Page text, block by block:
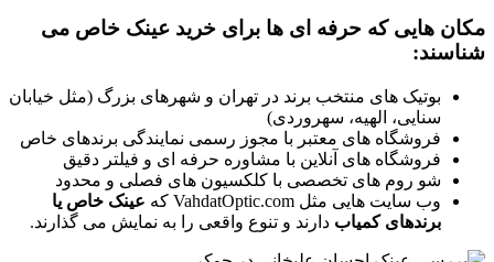
مکان هایی که حرفه ای ها برای خرید عینک خاص می
شناسند:
بوتیک های منتخب برند در تهران و شهرهای بزرگ (مثل خیابان
سنایی، الهیه، سهروردی)
فروشگاه های معتبر با مجوز رسمی نمایندگی برندهای خاص
فروشگاه های آنلاین با مشاوره حرفه ای و فیلتر دقیق
شو روم های تخصصی با کلکسیون های فصلی و محدود
وب سایت هایی مثل VahdatOptic.com که
عینک خاص یا
برندهای کمیاب دارند و تنوع واقعی را به نمایش می گذارند.